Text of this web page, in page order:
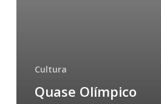
Cultura
Quase Olímpico